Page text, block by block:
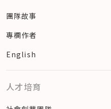
團隊故事
專欄作者
English
人才培育